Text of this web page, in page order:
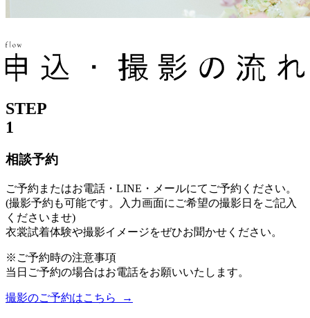
STEP
1
相談予約
ご予約またはお電話・LINE・メールにてご予約ください。
(撮影予約も可能です。入力画面にご希望の撮影日をご記入
くださいませ)
衣裳試着体験や撮影イメージをぜひお聞かせください。
※ご予約時の注意事項
当日ご予約の場合はお電話をお願いいたします。
撮影のご予約はこちら →